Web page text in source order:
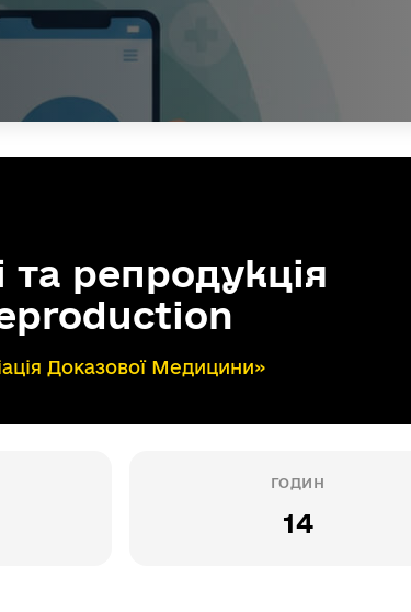
та репродукція
Доказової Медицини»
ГОДИН
14